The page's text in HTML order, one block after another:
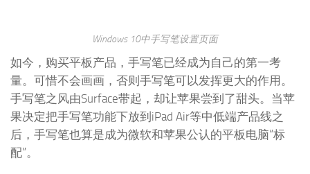
Windows 10中手写笔设置页面
如今，购买平板产品，手写笔已经成为自己的第一考
量。可惜不会画画，否则手写笔可以发挥更大的作用。
手写笔之风由Surface带起，却让苹果尝到了甜头。当苹
果决定把手写笔功能下放到iPad Air等中低端产品线之
后，手写笔也算是成为微软和苹果公认的平板电脑“标
配”。